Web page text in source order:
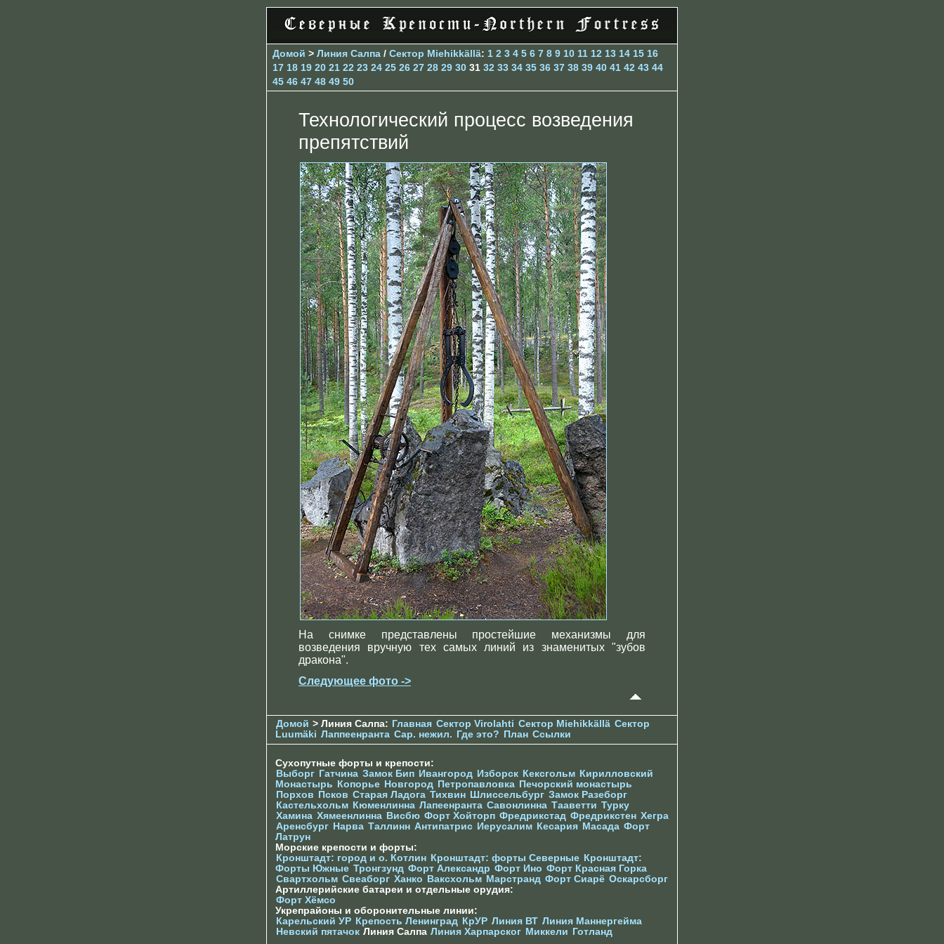
Домой > Линия Салпа / Сектор Miehikkällä: 1 2 3 4 5 6 7 8 9 10 11 12 13 14 15 16
17 18 19 20 21 22 23 24 25 26 27 28 29 30 31 32 33 34 35 36 37 38 39 40 41 42 43 44
45 46 47 48 49 50
Технологический процесс возведения
препятствий
На снимке представлены простейшие механизмы для
возведения вручную тех самых линий из знаменитых "зубов
дракона".
Следующее фото ->
Домой > Линия Салпа: Главная Сектор Virolahti Сектор Miehikkällä Сектор
Luumäki Лаппеенранта Сар. нежил. Где это? План Ссылки
Сухопутные форты и крепости:
Выборг Гатчина Замок Бип Ивангород Изборск Кексгольм Кирилловский
Монастырь
Копорье Новгород Петропавловка Печорcкий монастырь
Порхов
Псков Старая Ладога Тихвин Шлиссельбург Замок Разеборг
Кастельхольм Кюменлинна Лапеенранта Савонлинна Тааветти Турку
Хамина Хямеенлинна Висбю Форт Хойторп Фредрикстад Фредрикстен Хегра
Аренсбург Нарва Таллинн Антипатрис Иерусалим Кесария Масада Форт
Латрун
Морские крепости и форты:
Кронштадт: город и о. Котлин Кронштадт: форты Северные Кронштадт:
Форты Южные Тронгзунд Форт Александр Форт Ино Форт Красная Горка
Свартхольм Свеаборг Ханко Ваксхольм Марстранд Форт Сиарё Оскарсборг
Артиллерийские батареи и отдельные орудия:
Форт Хёмсо
Укрепрайоны и оборонительные линии:
Карельский УР Крепость Ленинград КрУР Линия ВТ Линия Маннергейма
Невский пятачок Линия Салпа Линия Харпарског Миккели Готланд